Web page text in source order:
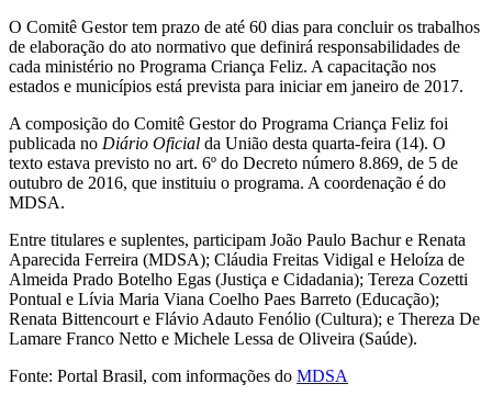
O Comitê Gestor tem prazo de até 60 dias para concluir os trabalhos
de elaboração do ato normativo que definirá responsabilidades de
cada ministério no Programa Criança Feliz. A capacitação nos
estados e municípios está prevista para iniciar em janeiro de 2017.
A composição do Comitê Gestor do Programa Criança Feliz foi
publicada no Diário Oficial da União desta quarta-feira (14). O
texto estava previsto no art. 6º do Decreto número 8.869, de 5 de
outubro de 2016, que instituiu o programa. A coordenação é do
MDSA.
Entre titulares e suplentes, participam João Paulo Bachur e Renata
Aparecida Ferreira (MDSA); Cláudia Freitas Vidigal e Heloíza de
Almeida Prado Botelho Egas (Justiça e Cidadania); Tereza Cozetti
Pontual e Lívia Maria Viana Coelho Paes Barreto (Educação);
Renata Bittencourt e Flávio Adauto Fenólio (Cultura); e Thereza De
Lamare Franco Netto e Michele Lessa de Oliveira (Saúde).
Fonte: Portal Brasil, com informações do MDSA